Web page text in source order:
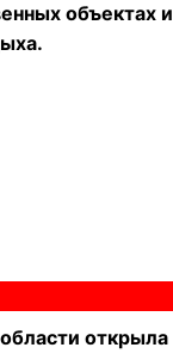
объектах и
открыла